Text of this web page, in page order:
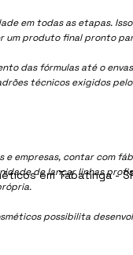
em todas as etapas.
um produto final pronto
das fórmulas até o
técnicos exigidos
e empresas, contar com
de lançar linhas
possibilita
em Tabatinga -